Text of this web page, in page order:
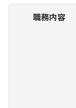
職務内容